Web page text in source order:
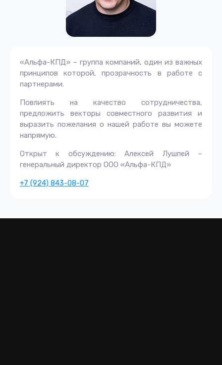
«Альфа-КПД» – группа компаний, один из важных
принципов которой, прозрачность в работе с
партнерами.
Повлиять на качество сотрудничества,
предложить векторы совместного развития и
выразить пожелания о нашей работе вы можете
напрямую.
Открыт к обсуждению: Алексей Лушпей –
генеральный директор ООО «Альфа-КПД»
+7 (924) 843-08-07